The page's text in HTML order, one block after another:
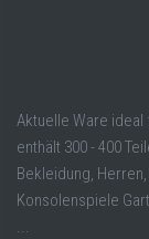
Aktuelle Ware
enthält 300 - 400
Bekleidung,
Konsolenspiele
...